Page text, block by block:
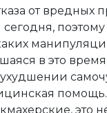
от вредных
поэтому
в это
это